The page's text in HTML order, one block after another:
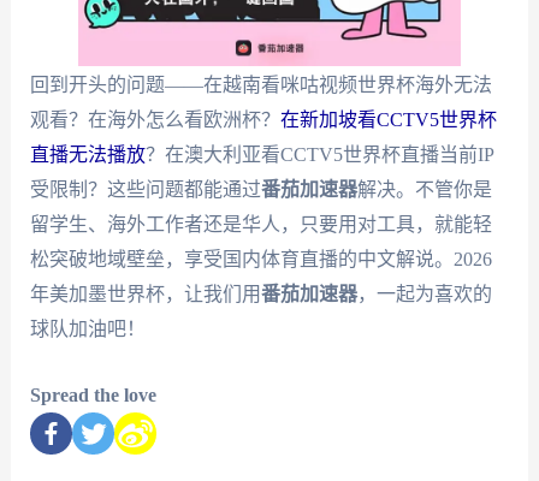
回到开头的问题——在越南看咪咕视频世界杯海外无法
观看？在海外怎么看欧洲杯？ 在新加坡看CCTV5世界杯
直播无法播放？在澳大利亚看CCTV5世界杯直播当前IP
受限制？这些问题都能通过番茄加速器解决。不管你是
留学生、海外工作者还是华人，只要用对工具，就能轻
松突破地域壁垒，享受国内体育直播的中文解说。2026
年美加墨世界杯，让我们用番茄加速器，一起为喜欢的
球队加油吧！
Spread the love